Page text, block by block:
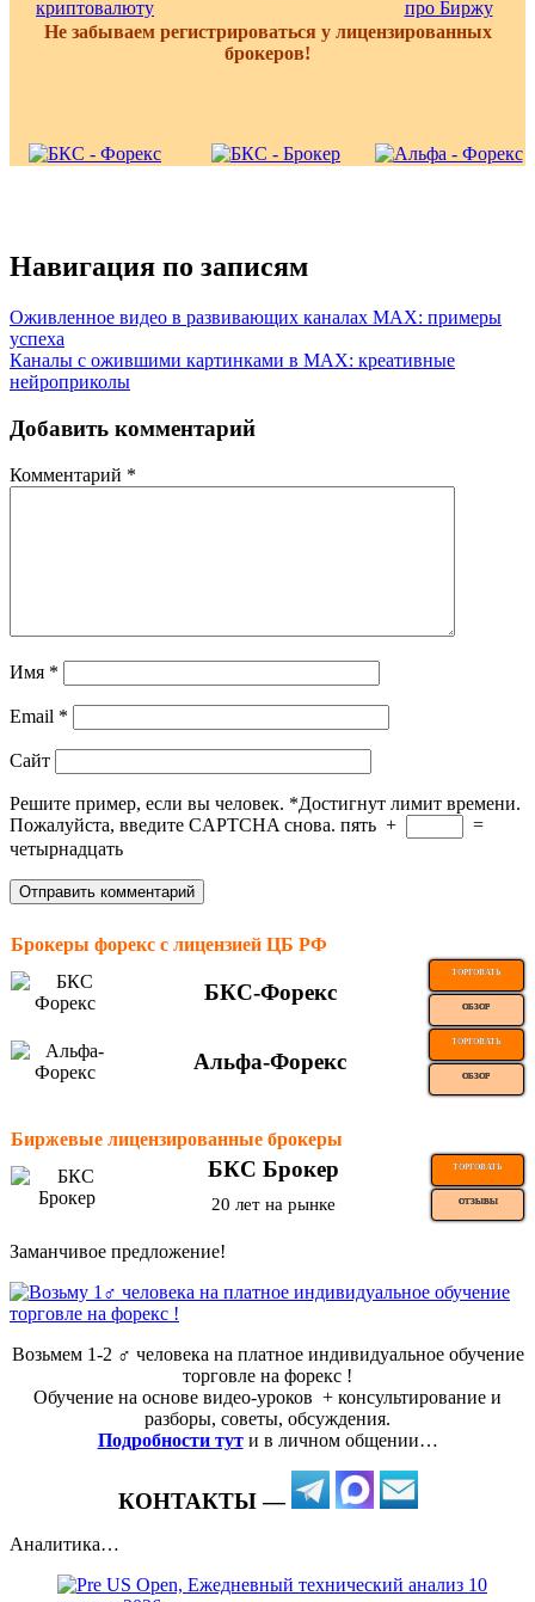
Не забываем регистрироваться у лицензированных
брокеров!
Навигация по записям
Оживленное видео в развивающих каналах MAX: примеры
успеха
Каналы с ожившими картинками в MAX: креативные
нейроприколы
Добавить комментарий
Комментарий *
Имя *
Email *
Сайт
Решите пример, если вы человек. *Достигнут лимит времени.
Пожалуйста, введите CAPTCHA снова. пять +
=
четырнадцать
Брокеры форекс с лицензией ЦБ РФ
БКС-Форекс
ТОРГОВАТЬ
ОБЗОР
Альфа-Форекс
ТОРГОВАТЬ
ОБЗОР
Биржевые лицензированные брокеры
БКС Брокер ТОРГОВАТЬ
20 лет на рынке ОТЗЫВЫ
Заманчивое предложение!
Возьмем 1-2 ‍♂️ человека на платное индивидуальное обучение
торговле на форекс !
Обучение на основе видео-уроков ️ + консультирование и
разборы, советы, обсуждения.
Подробности тут и в личном общении…
КОНТАКТЫ —
Аналитика…